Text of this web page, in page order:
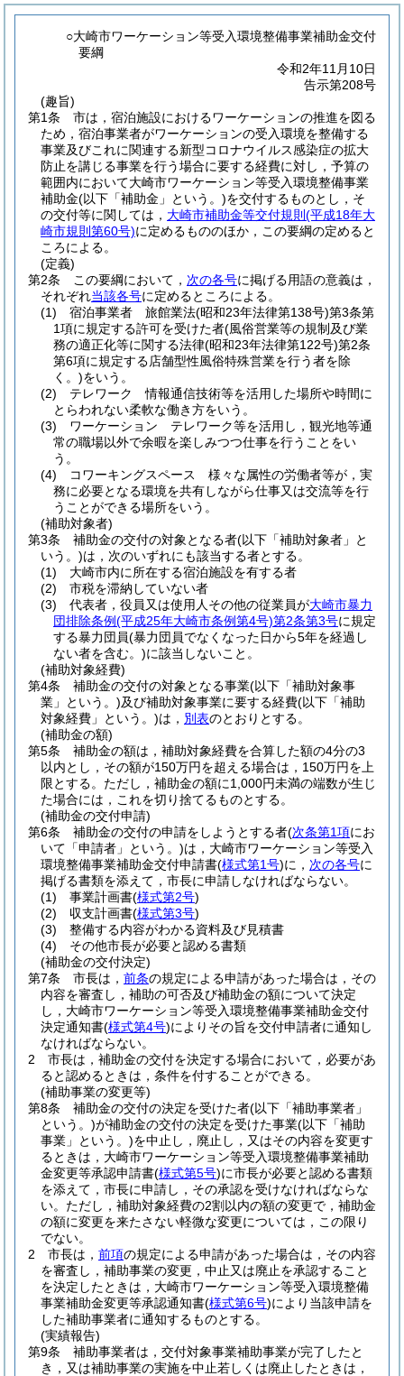
○大崎市ワーケーション等受入環境整備事業補助金交付
要綱
令和2年11月10日
告示第208号
(趣旨)
第1条
市は，宿泊施設におけるワーケーションの推進を図る
ため，宿泊事業者がワーケーションの受入環境を整備する
事業及びこれに関連する新型コロナウイルス感染症の拡大
防止を講じる事業を行う場合に要する経費に対し，予算の
範囲内において大崎市ワーケーション等受入環境整備事業
補助金(以下「補助金」という。)を交付するものとし，そ
の交付等に関しては， 大崎市補助金等交付規則 (平成18年大
崎市規則第60号)に定めるもののほか，この要綱の定めると
ころによる。
(定義)
第2条
この要綱において， 次の各号に掲げる用語の意義は，
それぞれ当該各号に定めるところによる。
(1)
宿泊事業者 旅館業法(昭和23年法律第138号)第3条第
1項に規定する許可を受けた者(風俗営業等の規制及び業
務の適正化等に関する法律(昭和23年法律第122号)第2条
第6項に規定する店舗型性風俗特殊営業を行う者を除
く。)をいう。
(2)
テレワーク 情報通信技術等を活用した場所や時間に
とらわれない柔軟な働き方をいう。
(3)
ワーケーション テレワーク等を活用し，観光地等通
常の職場以外で余暇を楽しみつつ仕事を行うことをい
う。
(4)
コワーキングスペース 様々な属性の労働者等が，実
務に必要となる環境を共有しながら仕事又は交流等を行
うことができる場所をいう。
(補助対象者)
第3条
補助金の交付の対象となる者(以下「補助対象者」と
いう。)は，次のいずれにも該当する者とする。
(1)
大崎市内に所在する宿泊施設を有する者
(2)
市税を滞納していない者
(3)
代表者，役員又は使用人その他の従業員が大崎市暴力
団排除条例(平成25年大崎市条例第4号)第2条第3号に規定
する暴力団員(暴力団員でなくなった日から5年を経過し
ない者を含む。)に該当しないこと。
(補助対象経費)
第4条
補助金の交付の対象となる事業(以下「補助対象事
業」という。)及び補助対象事業に要する経費(以下「補助
対象経費」という。)は， 別表のとおりとする。
(補助金の額)
第5条
補助金の額は，補助対象経費を合算した額の4分の3
以内とし，その額が150万円を超える場合は，150万円を上
限とする。 ただし，補助金の額に1,000円未満の端数が生じ
た場合には，これを切り捨てるものとする。
(補助金の交付申請)
第6条
補助金の交付の申請をしようとする者(次条第1項にお
いて「申請者」という。)は，大崎市ワーケーション等受入
環境整備事業補助金交付申請書(様式第1号)に， 次の各号に
掲げる書類を添えて，市長に申請しなければならない。
(1)
事業計画書(様式第2号)
(2)
収支計画書(様式第3号)
(3)
整備する内容がわかる資料及び見積書
(4)
その他市長が必要と認める書類
(補助金の交付決定)
第7条
市長は， 前条の規定による申請があった場合は，その
内容を審査し，補助の可否及び補助金の額について決定
し，大崎市ワーケーション等受入環境整備事業補助金交付
決定通知書(様式第4号)によりその旨を交付申請者に通知し
なければならない。
2
市長は，補助金の交付を決定する場合において，必要があ
ると認めるときは，条件を付することができる。
(補助事業の変更等)
第8条
補助金の交付の決定を受けた者(以下「補助事業者」
という。)が補助金の交付の決定を受けた事業(以下「補助
事業」という。)を中止し，廃止し，又はその内容を変更す
るときは，大崎市ワーケーション等受入環境整備事業補助
金変更等承認申請書(様式第5号)に市長が必要と認める書類
を添えて，市長に申請し，その承認を受けなければならな
い。 ただし，補助対象経費の2割以内の額の変更で，補助金
の額に変更を来たさない軽微な変更については，この限り
でない。
2
市長は， 前項の規定による申請があった場合は，その内容
を審査し，補助事業の変更，中止又は廃止を承認すること
を決定したときは，大崎市ワーケーション等受入環境整備
事業補助金変更等承認通知書(様式第6号)により当該申請を
した補助事業者に通知するものとする。
(実績報告)
第9条
補助事業者は，交付対象事業補助事業が完了したと
き，又は補助事業の実施を中止若しくは廃止したときは，